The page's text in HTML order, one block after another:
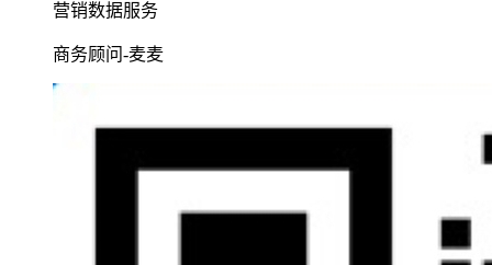
营销数据服务
商务顾问-麦麦